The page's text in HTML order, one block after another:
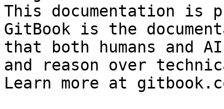
This documentation is
GitBook is the
that both humans and
and reason over
Learn more at